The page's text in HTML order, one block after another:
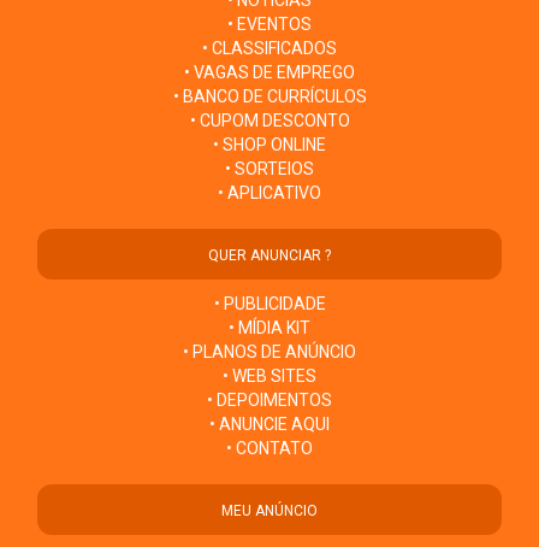
• EVENTOS
• CLASSIFICADOS
• VAGAS DE EMPREGO
• BANCO DE CURRÍCULOS
• CUPOM DESCONTO
• SHOP ONLINE
• SORTEIOS
• APLICATIVO
QUER ANUNCIAR ?
• PUBLICIDADE
• MÍDIA KIT
• PLANOS DE ANÚNCIO
• WEB SITES
• DEPOIMENTOS
• ANUNCIE AQUI
• CONTATO
MEU ANÚNCIO